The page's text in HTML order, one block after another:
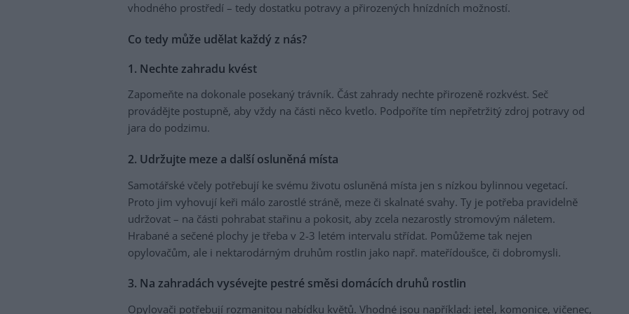
vhodného prostředí – tedy dostatku potravy a přirozených hnízdních možností.
Co tedy může udělat každý z nás?
1. Nechte zahradu kvést
Zapomeňte na dokonale posekaný trávník. Část zahrady nechte přirozeně rozkvést. Seč
provádějte postupně, aby vždy na části něco kvetlo. Podpoříte tím nepřetržitý zdroj potravy od
jara do podzimu.
2. Udržujte meze a další osluněná místa
Samotářské včely potřebují ke svému životu osluněná místa jen s nízkou bylinnou vegetací.
Proto jim vyhovují keři málo zarostlé stráně, meze či skalnaté svahy. Ty je potřeba pravidelně
udržovat – na části pohrabat stařinu a pokosit, aby zcela nezarostly stromovým náletem.
Hrabané a sečené plochy je třeba v 2-3 letém intervalu střídat. Pomůžeme tak nejen
opylovačům, ale i nektarodárným druhům rostlin jako např. mateřídoušce, či dobromysli.
3. Na zahradách vysévejte pestré směsi domácích druhů rostlin
Opylovači potřebují rozmanitou nabídku květů. Vhodné jsou například: jetel, komonice, vičenec,